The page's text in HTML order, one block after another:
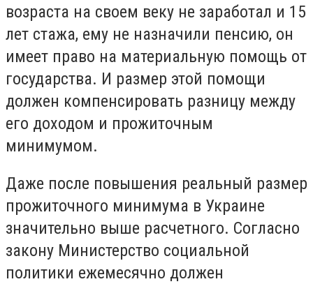
возраста на своем веку не заработал и 15
лет стажа, ему не назначили пенсию, он
имеет право на материальную помощь от
государства. И размер этой помощи
должен компенсировать разницу между
его доходом и прожиточным
минимумом.
Даже после повышения реальный размер
прожиточного минимума в Украине
значительно выше расчетного. Согласно
закону Министерство социальной
политики ежемесячно должен